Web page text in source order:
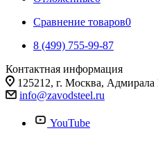
Сравнение товаров0
8 (499) 755-99-87
Контактная информация
125212, г. Москва,
info@zavodsteel.ru
YouTube